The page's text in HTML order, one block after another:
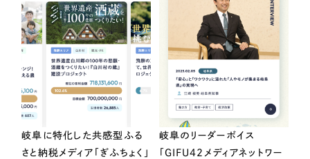
岐阜に特化した共感型ふる
さと納税メディア「ぎふちょく」
岐阜のリーダーボイス
「GIFU42メディアネットワー